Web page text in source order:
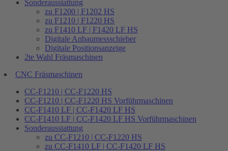
Sonderausstattung
zu F1200 | F1202 HS
zu F1210 | F1220 HS
zu F1410 LF | F1420 LF HS
Digitale Anbaumessschieber
Digitale Positionsanzeige
2te Wahl Fräsmaschinen
CNC Fräsmaschinen
CC-F1210 | CC-F1220 HS
CC-F1210 | CC-F1220 HS Vorführmaschinen
CC-F1410 LF | CC-F1420 LF HS
CC-F1410 LF | CC-F1420 LF HS Vorführmaschinen
Sonderausstattung
zu CC-F1210 | CC-F1220 HS
zu CC-F1410 LF | CC-F1420 LF HS